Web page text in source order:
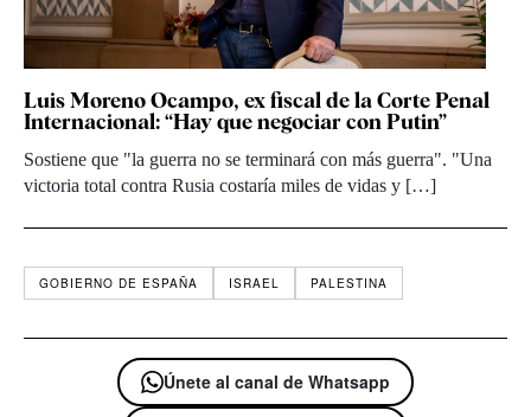
Luis Moreno Ocampo, ex fiscal de la Corte Penal
Internacional: “Hay que negociar con Putin”
Sostiene que "la guerra no se terminará con más guerra". "Una
victoria total contra Rusia costaría miles de vidas y […]
GOBIERNO DE ESPAÑA ISRAEL PALESTINA
Únete al canal de Whatsapp